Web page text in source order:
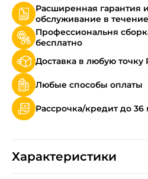
Расширенная гарантия
обслуживание в
Профессиональня
бесплатно
Доставка в любую
Любые способы оплаты
Рассрочка/кредит до 36
Характеристики